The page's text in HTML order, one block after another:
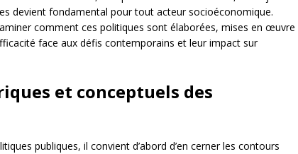
devient fondamental pour tout acteur socioéconomique.
comment ces politiques sont élaborées, mises en œuvre
face aux défis contemporains et leur impact sur
et conceptuels des
publiques, il convient d’abord d’en cerner les contours